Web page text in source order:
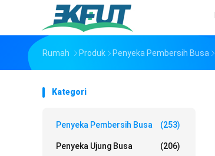
Rumah Produk Penyeka Pembersih Busa
Kategori
Penyeka Pembersih Busa (253)
Penyeka Ujung Busa (206)